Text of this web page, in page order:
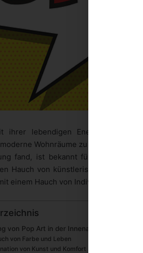
ihrer lebendigen Energie und
Wohnräume zu gestalten.
fand, ist bekannt für ihre bunten
Hauch von künstlerischer
einem Hauch von Individualität und
von Pop Art in der Innenarchitektur
von Farbe und Leben
von Kunst und Komfort